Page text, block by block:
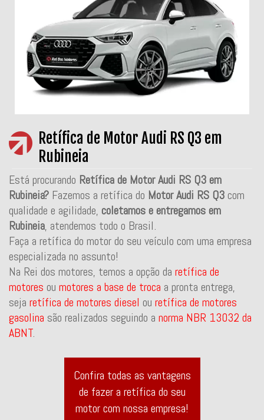
Retífica de Motor Audi RS Q3 em
Rubineia
Está procurando Retífica de Motor Audi RS Q3 em
Rubineia? Fazemos a retífica do Motor Audi RS Q3com
qualidade e agilidade, coletamos e entregamos em
Rubineia, atendemos todo o Brasil.
Faça a retífica do motor do seu veículo com uma empresa
especializada no assunto!
Na Rei dos motores, temos a opção da retífica de
motores ou motores a base de troca a pronta entrega,
seja retífica de motores diesel ou retífica de motores
gasolina são realizados seguindo a norma NBR 13032 da
ABNT.
Confira todas as vantagens
de fazer a retífica do seu
motor com nossa empresa!